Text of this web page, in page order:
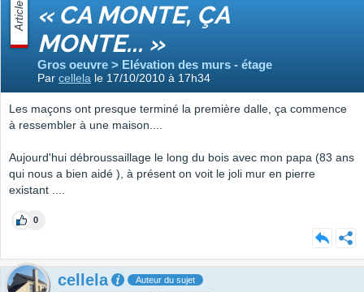
Article « CA MONTE, ÇA
MONTE... »
Gros oeuvre > Elévation des murs - étage
Par cellela le 17/10/2010 à 17h34
Les maçons ont presque terminé la première dalle, ça commence
à ressembler à une maison....
Aujourd'hui débroussaillage le long du bois avec mon papa (83 ans
qui nous a bien aidé ), à présent on voit le joli mur en pierre
existant ....
0
cellela Auteur du sujet